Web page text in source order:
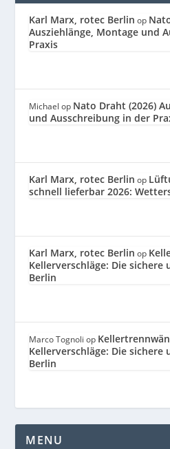
Karl Marx, rotec Berlin op
Ausziehlänge, Montage und
Praxis
Michael op Nato Draht (2026)
und Ausschreibung in der
Karl Marx, rotec Berlin op
schnell lieferbar 2026:
Karl Marx, rotec Berlin op
Kellerverschläge: Die sichere
Berlin
Marco Tognoli op
Kellerverschläge: Die sichere
Berlin
MENU